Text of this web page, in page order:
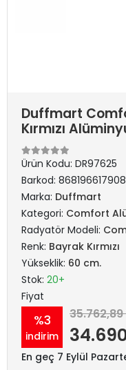
Duffmart
Kırmızı
Ürün Kodu: DR97625
Barkod:
Marka: Duffmart
Kategori: Comfort
Radyatör Modeli:
Renk: Bayrak Kırmızı
Yükseklik: 60 cm.
Stok: 20+
Fiyat
%3
indirim
35.762,89
En geç 7 Eylül